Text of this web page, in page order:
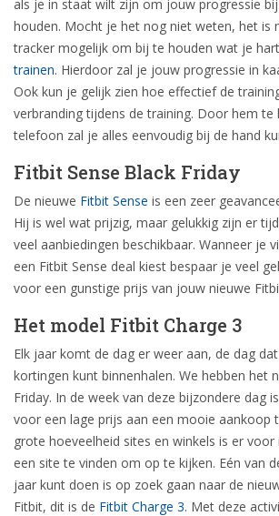
als je in staat wilt zijn om jouw progressie
houden. Mocht je het nog niet weten, het is
tracker mogelijk om bij te houden wat je
trainen. Hierdoor zal je jouw progressie in
Ook kun je gelijk zien hoe effectief de
verbranding tijdens de training. Door hem te
telefoon zal je alles eenvoudig bij de hand
Fitbit Sense Black Friday
De nieuwe Fitbit Sense is een zeer
Hij is wel wat prijzig, maar gelukkig zijn er
veel aanbiedingen beschikbaar. Wanneer je
een Fitbit Sense deal kiest bespaar je veel
voor een gunstige prijs van jouw nieuwe
Het model Fitbit Charge 3
Elk jaar komt de dag er weer aan, de dag
kortingen kunt binnenhalen. We hebben het
Friday. In de week van deze bijzondere dag
voor een lage prijs aan een mooie aankoop
grote hoeveelheid sites en winkels is er
een site te vinden om op te kijken. Eén van
jaar kunt doen is op zoek gaan naar de
Fitbit, dit is de Fitbit Charge 3. Met deze